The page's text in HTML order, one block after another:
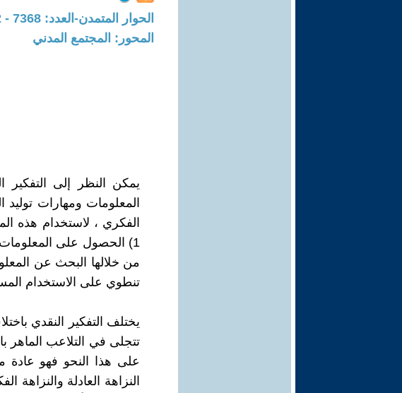
الحوار المتمدن-العدد: 7368 - 2022 / 9 / 11 - 15:23
المحور: المجتمع المدني
الفكري ، لاستخدام هذه
1) الحصول على
تنطوي على الاستخدام
يختلف التفكير النقدي
تتجلى في التلاعب الماهر
على هذا النحو فهو عادة
النزاهة العادلة